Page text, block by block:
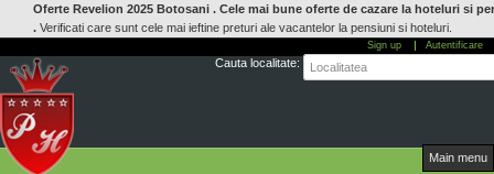
Mergi
la
conţinutul
Oferte Revelion 2025 Botosani . Cele mai bune oferte de cazare la hoteluri si
. Verificati care sunt cele mai ieftine preturi ale vacantelor la pensiuni si hoteluri.
Sign up Autentificare
Cauta localitate:
Main menu